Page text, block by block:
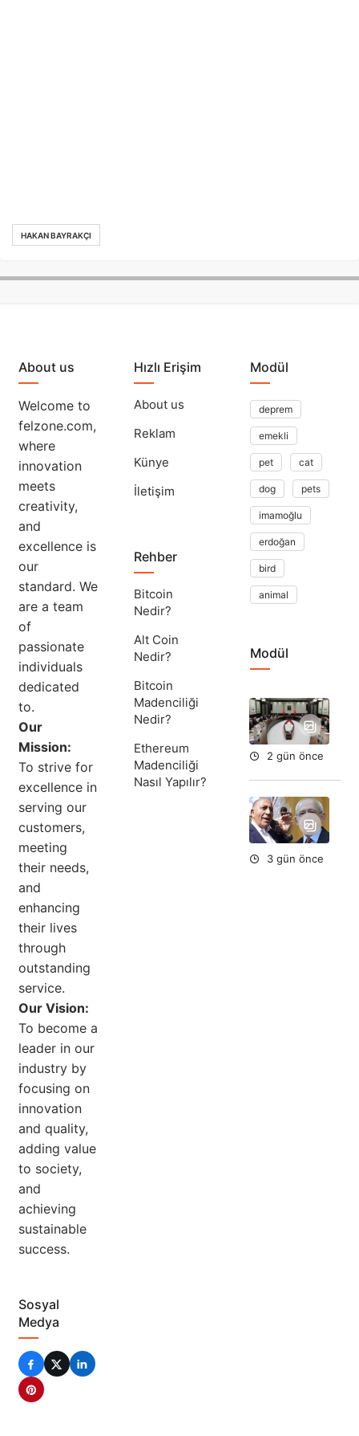
HAKAN BAYRAKÇI
About us
Welcome to
felzone.com,
where
innovation
meets
creativity,
and
excellence is
our
standard. We
are a team
of
passionate
individuals
dedicated
to.
Our
Mission:
To strive for
excellence in
serving our
customers,
meeting
their needs,
and
enhancing
their lives
through
outstanding
service.
Our Vision:
To become a
leader in our
industry by
focusing on
innovation
and quality,
adding value
to society,
and
achieving
sustainable
success.
Sosyal
Medya
Hızlı Erişim
About us
Reklam
Künye
İletişim
Rehber
Bitcoin
Nedir?
Alt Coin
Nedir?
Bitcoin
Madenciliği
Nedir?
Ethereum
Madenciliği
Nasıl Yapılır?
Modül
deprem
emekli
pet cat
dog pets
imamoğlu
erdoğan
bird
animal
Modül
2 gün önce
3 gün önce